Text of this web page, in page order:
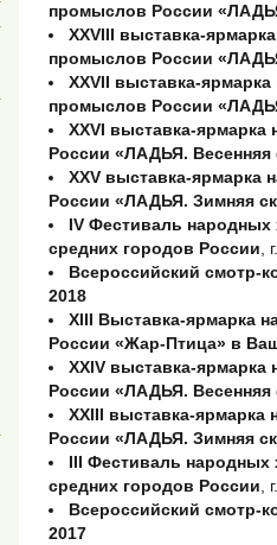
промыслов России
XXVIII выставка-
промыслов России
XXVII выставка-
промыслов России
XXVI выставка-
России «ЛАДЬЯ. Весенняя
XXV выставка-ярмарка
России «ЛАДЬЯ. Зимняя
IV Фестиваль
средних городов России ,
Всероссийский
2018
XIII Выставка-ярмарка
России «Жар-Птица» в
XXIV выставка-
России «ЛАДЬЯ. Весенняя
XXIII выставка-
России «ЛАДЬЯ. Зимняя
III Фестиваль
средних городов России ,
Всероссийский
2017